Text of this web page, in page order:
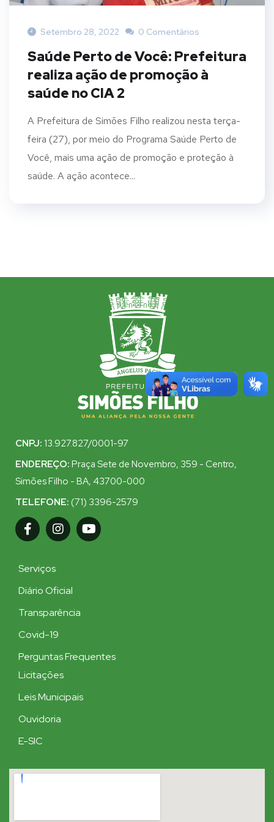
Setembro 28, 2022 0 Comentários
Saúde Perto de Você: Prefeitura
realiza ação de promoção à
saúde no CIA 2
A Prefeitura de Simões Filho realizou nesta terça-
feira (27), por meio do Programa Saúde Perto de
Você, mais uma ação de promoção e proteção à
saúde. A ação acontece...
CNPJ: 13.927.827/0001-97
ENDEREÇO: Praça Sete de Novembro, 359 - Centro,
Simões Filho - BA, 43700-000
TELEFONE: (71) 3396-2579
Serviços
Diário Oficial
Transparência
Covid-19
Perguntas Frequentes
Licitações
Leis Municipais
Ouvidoria
E-SIC